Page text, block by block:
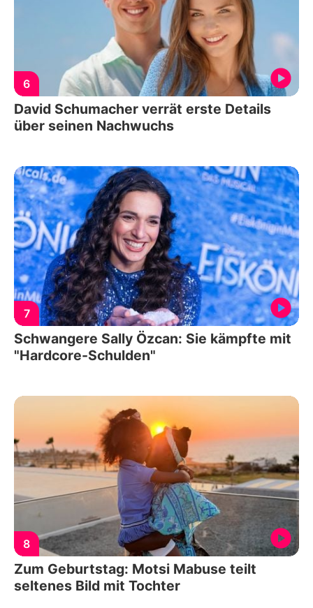
6
David Schumacher verrät erste Details
über seinen Nachwuchs
7
Schwangere Sally Özcan: Sie kämpfte mit
"Hardcore-Schulden"
8
Zum Geburtstag: Motsi Mabuse teilt
seltenes Bild mit Tochter